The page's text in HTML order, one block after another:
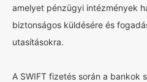
amelyet pénzügyi intézmények
biztonságos küldésére és
utasításokra.
A SWIFT fizetés során a bankok